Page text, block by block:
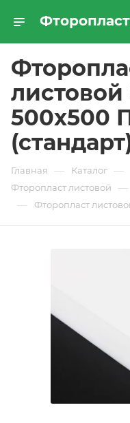
500х500
Главная — Каталог —
Фторопласт листовой —
— Фторопласт